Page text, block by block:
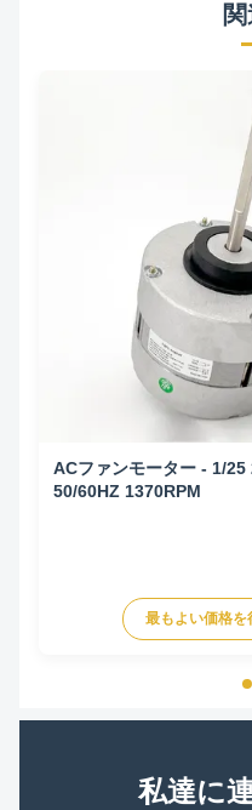
ACファンモーター - 1/25
50/60HZ 1370RPM
最もよい価格を
私達に